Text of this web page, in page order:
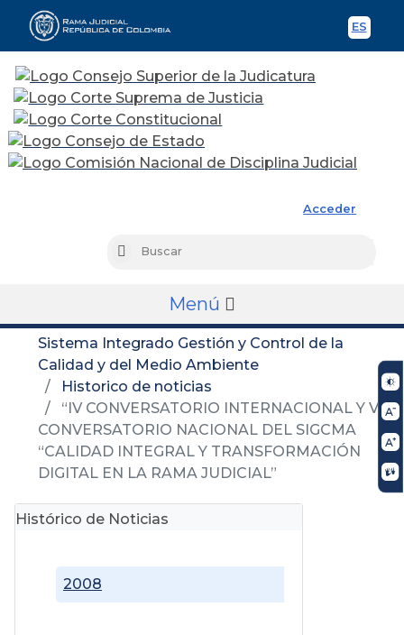
ES
Acceder
Buscar
Menú
Sistema Integrado Gestión y Control de la
Calidad y del Medio Ambiente
Historico de noticias
“IV CONVERSATORIO INTERNACIONAL Y VIII
CONVERSATORIO NACIONAL DEL SIGCMA
“CALIDAD INTEGRAL Y TRANSFORMACIÓN
DIGITAL EN LA RAMA JUDICIAL”
Histórico de Noticias
2008